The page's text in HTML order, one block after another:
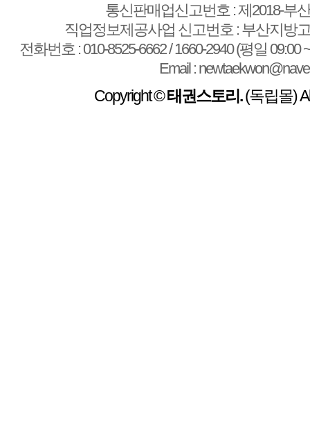
통신판매업신고번호 : 제2018-부
직업정보제공사업 신고번호 : 부산지방
전화번호 : 010-8525-6662 / 1660-2940 (평일 09:00
Email :
Copyright ©태권스토리.(독립몰)